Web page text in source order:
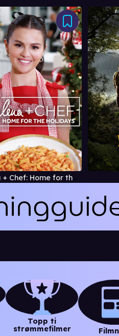
Selena + Chef: Home for the Holidays
Topp ti
strømmefilmer